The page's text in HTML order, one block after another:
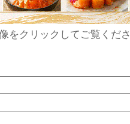
をクリックしてご覧くださ